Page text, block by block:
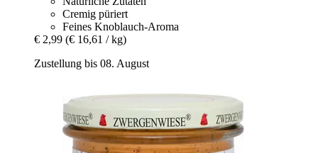
Cremig püriert
Feines Knoblauch-Aroma
€ 2,99 (€ 16,61 / kg)
Zustellung bis 08. August